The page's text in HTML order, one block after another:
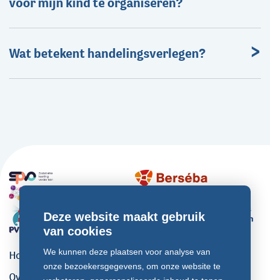
Deze website maakt gebruik
van cookies
We kunnen deze plaatsen voor analyse van
onze bezoekersgegevens, om onze website te
Wat betekent handelingsverlegen?
Home
Over ons